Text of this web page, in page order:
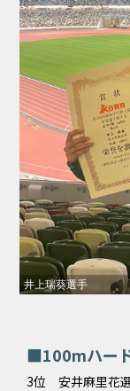
井上瑞葵選手
■100mハー
3位 安井麻里花選